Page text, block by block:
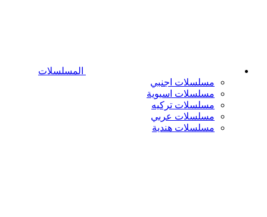
المسلسلات
مسلسلات اجنبي
مسلسلات اسيوية
مسلسلات تركيه
مسلسلات عربي
مسلسلات هندية